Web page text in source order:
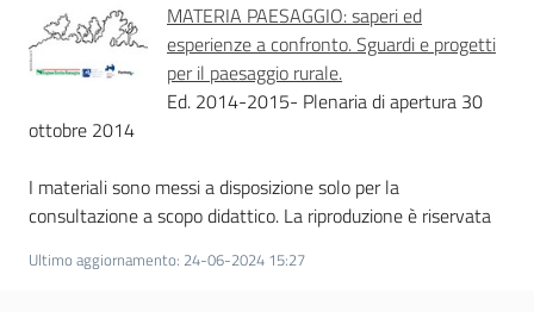
Servizi
Piani Programmi
MATERIA PAESAGGIO: saperi ed
esperienze a confronto. Sguardi e progetti
per il paesaggio rurale.
Ed. 2014-2015- Plenaria di apertura 30
ottobre 2014
I materiali sono messi a disposizione solo per la
consultazione a scopo didattico. La riproduzione è riservata
Ultimo aggiornamento: 24-06-2024 15:27